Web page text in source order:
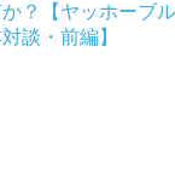
？【ヤッホーブ
談・前編】